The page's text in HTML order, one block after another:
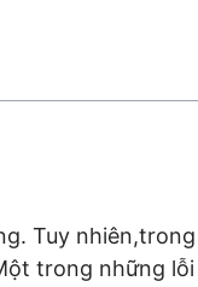
Tuy nhiên,trong
trong những lỗi